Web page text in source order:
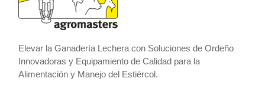
Elevar la Ganadería Lechera con Soluciones de Ordeño
Innovadoras y Equipamiento de Calidad para la
Alimentación y Manejo del Estiércol.